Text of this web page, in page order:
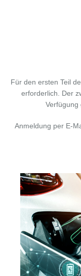
Für den ersten Teil
erforderlich. Der
Verfügung
Anmeldung per E-